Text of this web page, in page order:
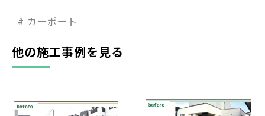
カーポート
他の施工事例を見る